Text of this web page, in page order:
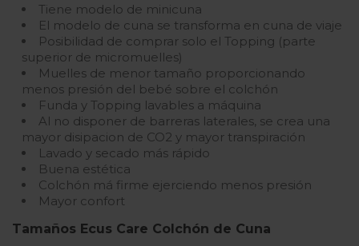
Tiene modelo de minicuna
El modelo de cuna se transforma en cuna de viaje
Posibilidad de comprar solo el Topping (parte
superior de micromuelles)
Muelles de menor tamaño proporcionando
menos presión del bebé sobre el colchón
Funda y Topping lavables a máquina
Al no disponer de barreras laterales, se crea una
mayor disipacion de CO2 y mayor transpiración
Lavado y secado más rápido
Buena estética
Colchón má firme ejerciendo menos presión
Mayor confort
Tamaños Ecus Care Colchón de Cuna